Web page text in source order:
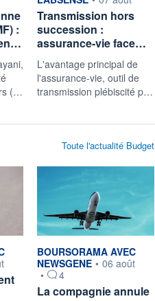
:
(…
Transmission hors
succession :
assurance-vie face…
L'avantage principal de
l'assurance-vie, outil de
transmission plébiscité p…
information fournie par
BOURSORAMA AVEC
NEWSGENE • 06 août
•
4
La compagnie annule
Toute l'actualité Budget